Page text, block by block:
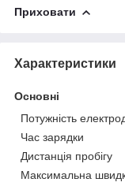
Приховати
Характеристики
Основні
Потужність
Час зарядки
Дистанція пробігу
Максимальна